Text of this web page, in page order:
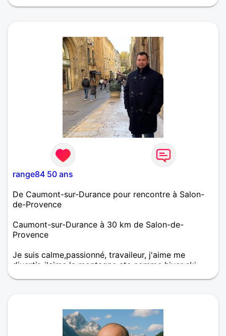
range84 50 ans
De Caumont-sur-Durance pour rencontre à Salon-
de-Provence
Caumont-sur-Durance à 30 km de Salon-de-
Provence
Je suis calme,passionné, travaileur, j'aime me
divertir, j'aime la montagne ete comme hiver ski